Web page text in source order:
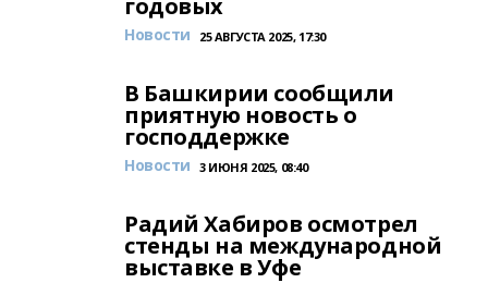
годовых
Новости 25 АВГУСТА 2025, 17:30
В Башкирии сообщили
приятную новость о
господдержке
Новости 3 ИЮНЯ 2025, 08:40
Радий Хабиров осмотрел
стенды на международной
выставке в Уфе